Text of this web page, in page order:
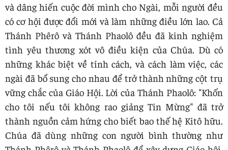
và dâng hiến cuộc đời mình cho Ngài, mỗi người đều
có cơ hội được đổi mới và làm những điều lớn lao. Cả
Thánh Phêrô và Thánh Phaolô đều đã kinh nghiệm
tình yêu thương xót vô điều kiện của Chúa. Dù có
những khác biệt về tính cách, và cách làm việc, các
ngài đã bổ sung cho nhau để trở thành những cột trụ
vững chắc của Giáo Hội. Lời của Thánh Phaolô: "Khốn
cho tôi nếu tôi không rao giảng Tin Mừng" đã trở
thành nguồn cảm hứng cho biết bao thế hệ Kitô hữu.
Chúa đã dùng những con người bình thường như